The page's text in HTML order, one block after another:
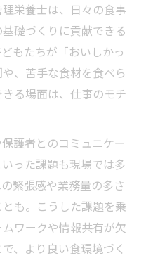
栄養士は、日々の食事
礎づくりに貢献できる
もたちが「おいしかっ
、苦手な食材を食べら
る場面は、仕事のモチ
護者とのコミュニケー
った課題も現場では多
緊張感や業務量の多さ
も。こうした課題を乗
ワークや情報共有が欠
、より良い食環境づく